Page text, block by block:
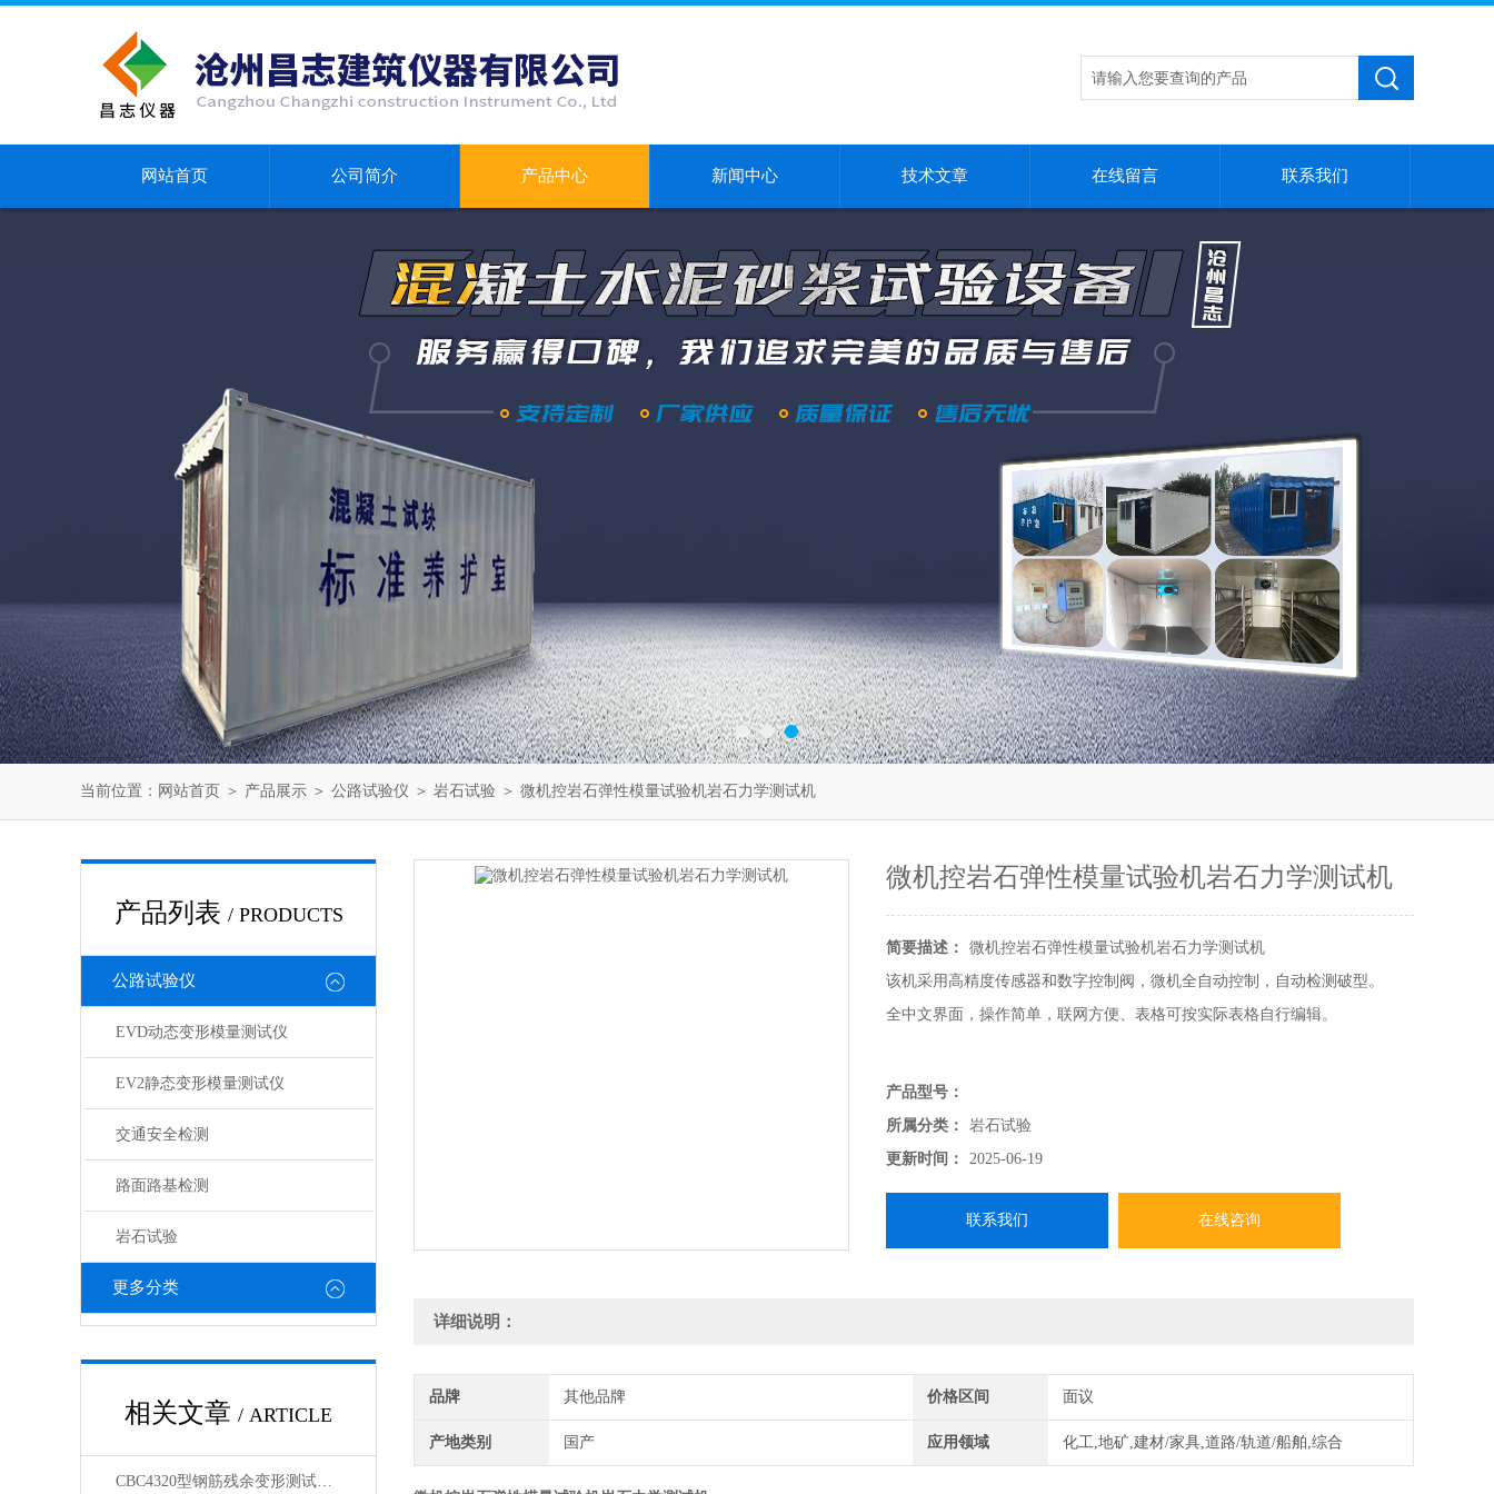
网站首页 公司简介 产品中心 新闻中心 技术文章 在线留言 联系我们
当前位置： 网站首页 ＞ 产品展示 ＞ 公路试验仪 ＞ 岩石试验 ＞ 微机控岩石弹性模量试验机岩石力学测试机
产品列表 / PRODUCTS
公路试验仪
EVD动态变形模量测试仪
EV2静态变形模量测试仪
交通安全检测
路面路基检测
岩石试验
更多分类
相关文章 / ARTICLE
CBC4320型钢筋残余变形测试仪产品展示
微机控岩石弹性模量试验机岩石力学测试机
简要描述：
微机控岩石弹性模量试验机岩石力学测试机
该机采用高精度传感器和数字控制阀，微机全自动控制，自动检测破型。
全中文界面，操作简单，联网方便、表格可按实际表格自行编辑。
产品型号：
所属分类：
岩石试验
更新时间：
2025-06-19
联系我们 在线咨询
详细说明：
品牌 其他品牌 价格区间 面议
产地类别 国产 应用领域 化工,地矿,建材/家具,道路/轨道/船舶,综合